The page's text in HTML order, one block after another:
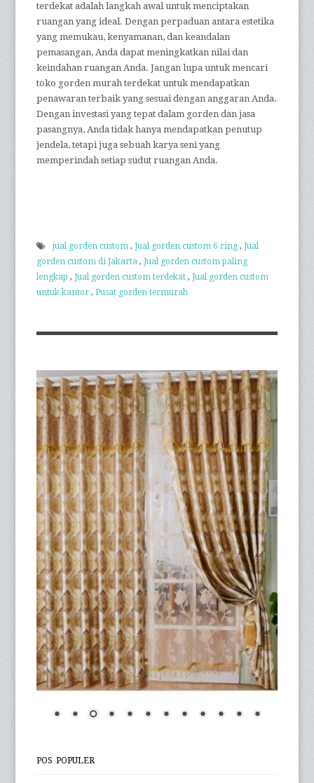
terdekat adalah langkah awal untuk menciptakan
ruangan yang ideal. Dengan perpaduan antara estetika
yang memukau, kenyamanan, dan keandalan
pemasangan, Anda dapat meningkatkan nilai dan
keindahan ruangan Anda. Jangan lupa untuk mencari
toko gorden murah terdekat untuk mendapatkan
penawaran terbaik yang sesuai dengan anggaran Anda.
Dengan investasi yang tepat dalam gorden dan jasa
pasangnya, Anda tidak hanya mendapatkan penutup
jendela, tetapi juga sebuah karya seni yang
memperindah setiap sudut ruangan Anda.
jual gorden custom ,Jual gorden custom 6 ring,Jual
gorden custom di Jakarta ,Jual gorden custom paling
lengkap ,Jual gorden custom terdekat ,Jual gorden custom
untuk kantor ,Pusat gorden termurah
POS POPULER